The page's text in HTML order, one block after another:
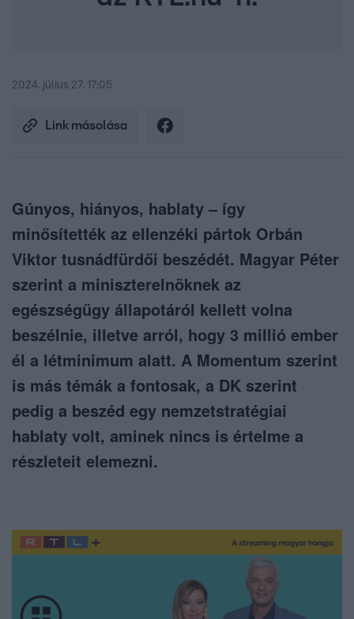
2024. július 27. 17:05
Link másolása
Gúnyos, hiányos, hablaty – így
minősítették az ellenzéki pártok Orbán
Viktor tusnádfürdői beszédét. Magyar Péter
szerint a miniszterelnöknek az
egészségügy állapotáról kellett volna
beszélnie, illetve arról, hogy 3 millió ember
él a létminimum alatt. A Momentum szerint
is más témák a fontosak, a DK szerint
pedig a beszéd egy nemzetstratégiai
hablaty volt, aminek nincs is értelme a
részleteit elemezni.